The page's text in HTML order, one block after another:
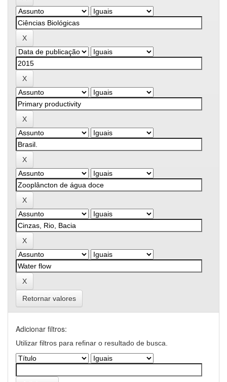
Retornar valores
Adicionar filtros:
Utilizar filtros para refinar o resultado de busca.